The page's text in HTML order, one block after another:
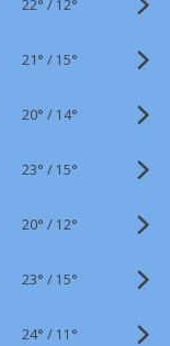
12°
21° / 15°
20° / 14°
23° / 15°
20° / 12°
23° / 15°
24° / 11°